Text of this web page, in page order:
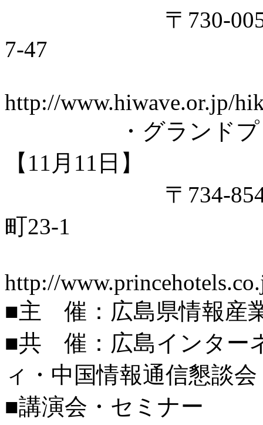
〒730-0052 広
7-47
http://www.hiwave.or.jp/
・グランドプリン
【11月11日】
〒734-8543 広
町23-1
http://
■主 催：広島県情報産
■共 催：広島インター
ィ・中国情報通信懇談会
■講演会・セミナー